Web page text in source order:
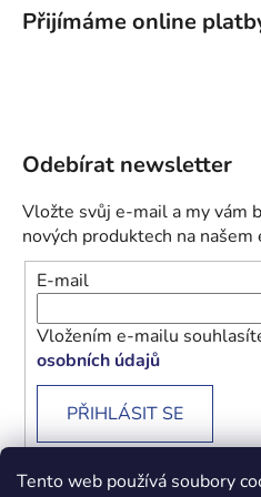
Tento web používá soubory
Přijímáme online
Odebírat newsletter
Vložte svůj e-mail a my vám
nových produktech na našem
E-mail
Vložením e-mailu
osobních údajů
PŘIHLÁSIT SE